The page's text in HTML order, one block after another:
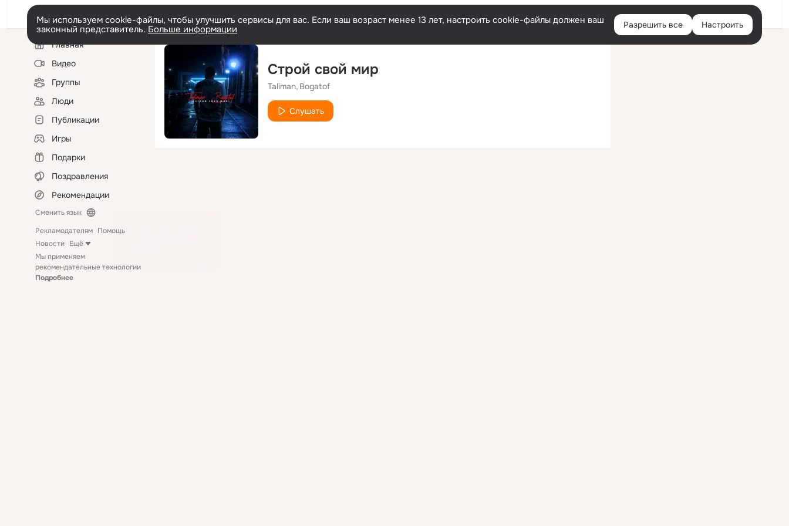
Войти
Мы используем cookie-файлы, чтобы улучшить сервисы для вас. Если ваш возраст менее 13 лет, настроить cookie-файлы должен ваш
законный представитель. Больше информации Разрешить все Настроить
Левая
колонкаГлавная
Видео
Группы
Люди
Публикации
Игры
Подарки
Поздравления
Рекомендации
Сменить язык
Рекламодателям Помощь
Новости Ещё
Мы применяем
рекомендательные технологии
Подробнее
Строй свой мир
Taliman Bogatof
Слушать